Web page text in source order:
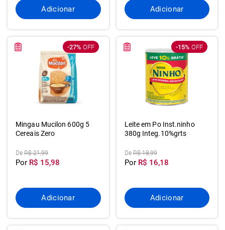
Adicionar Adicionar
-27% OFF
Mingau Mucilon 600g 5
Cereais Zero
De R$ 21,99
Por R$ 15,98
Adicionar
-15% OFF
Leite em Po Inst.ninho
380g Integ.10%grts
DeR$ 18,99
Por R$ 16,18
Adicionar